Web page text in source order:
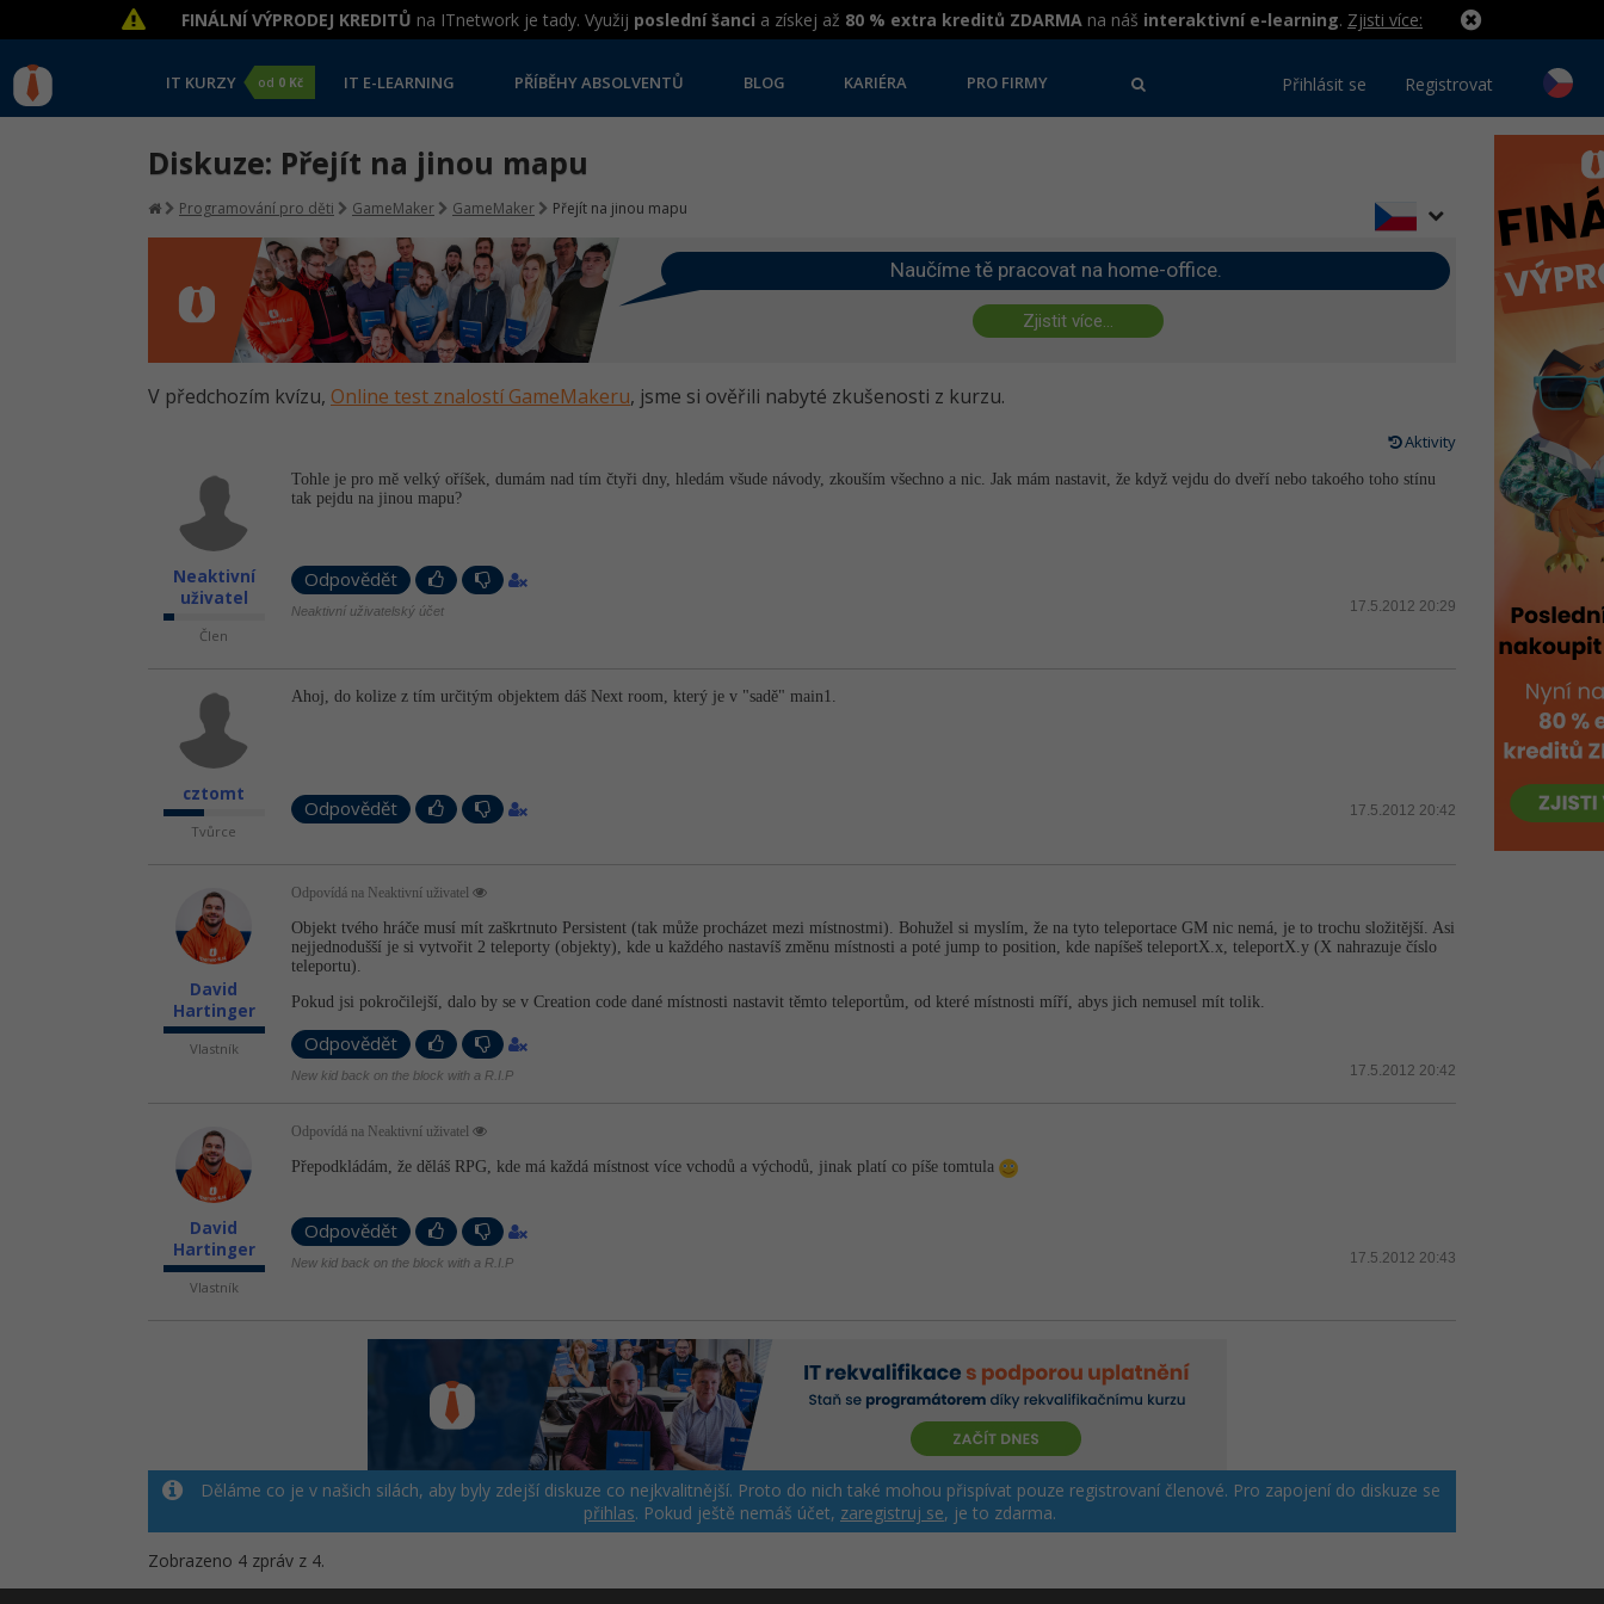
FINÁLNÍ VÝPRODEJ KREDITŮ na ITnetwork je tady. Využij poslední šanci a získej až 80 % extra kreditů ZDARMA na náš interaktivní e-learning. Zjisti více:
IT KURZY od 0 Kč IT E-LEARNING PŘÍBĚHY ABSOLVENTŮ BLOG KARIÉRA PRO FIRMY Přihlásit se Registrovat
Diskuze: Přejít na jinou mapu
Programování pro děti GameMaker GameMaker Přejít na jinou mapu
Naučíme tě pracovat na home-office.
Zjistit více...
V předchozím kvízu, Online test znalostí GameMakeru, jsme si ověřili nabyté zkušenosti z kurzu.
Aktivity
Neaktivní
uživatel
Člen
Tohle je pro mě velký oříšek, dumám nad tím čtyři dny, hledám všude návody, zkouším všechno a nic. Jak mám nastavit, že když vejdu do dveří nebo takoého toho stínu
tak pejdu na jinou mapu?
Odpovědět
17.5.2012 20:29
Neaktivní uživatelský účet
cztomt
Tvůrce
Ahoj, do kolize z tím určitým objektem dáš Next room, který je v "sadě" main1.
Odpovědět 17.5.2012 20:42
David
Hartinger
Vlastník
Odpovídá na Neaktivní uživatel
Objekt tvého hráče musí mít zaškrtnuto Persistent (tak může procházet mezi místnostmi). Bohužel si myslím, že na tyto teleportace GM nic nemá, je to trochu složitější. Asi
nejjednodušší je si vytvořit 2 teleporty (objekty), kde u každého nastavíš změnu místnosti a poté jump to position, kde napíšeš teleportX.x, teleportX.y (X nahrazuje číslo
teleportu).
Pokud jsi pokročilejší, dalo by se v Creation code dané místnosti nastavit těmto teleportům, od které místnosti míří, abys jich nemusel mít tolik.
Odpovědět
17.5.2012 20:42
New kid back on the block with a R.I.P
David
Hartinger
Vlastník
Odpovídá na Neaktivní uživatel
Přepodkládám, že děláš RPG, kde má každá místnost více vchodů a východů, jinak platí co píše tomtula
Odpovědět
17.5.2012 20:43
New kid back on the block with a R.I.P
Děláme co je v našich silách, aby byly zdejší diskuze co nejkvalitnější. Proto do nich také mohou přispívat pouze registrovaní členové. Pro zapojení do diskuze se
přihlas. Pokud ještě nemáš účet, zaregistruj se, je to zdarma.
Zobrazeno 4 zpráv z 4.